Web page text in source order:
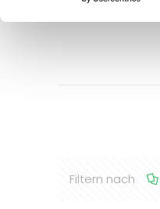
Filtern nach